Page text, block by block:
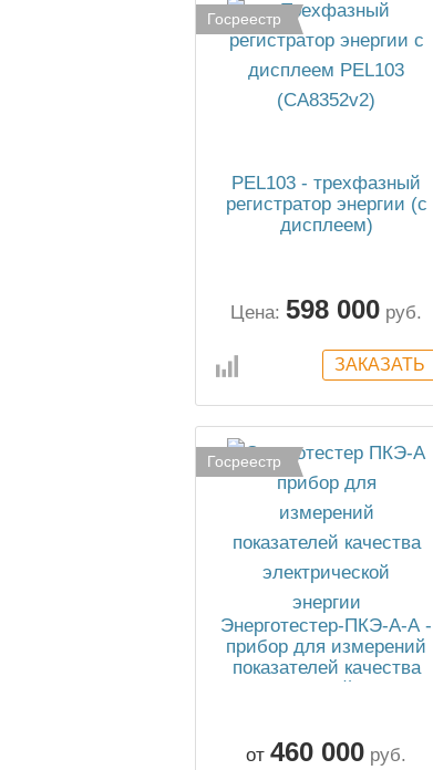
Госреестр
PEL103 - трехфазный
регистратор энергии (с
дисплеем)
Цена: 598 000 руб.
Госреестр
Энерготестер-ПКЭ-А-А -
прибор для измерений
показателей качества
электрической энергии
от460 000 руб.